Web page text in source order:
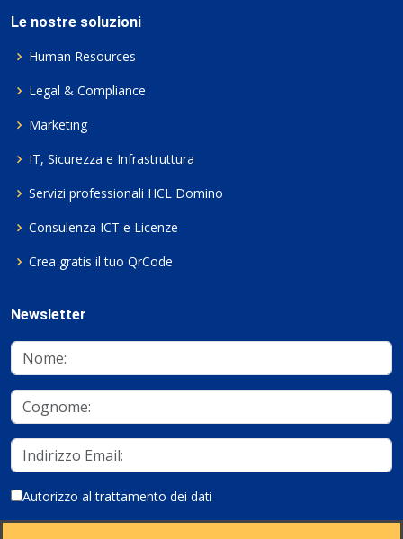
Le nostre soluzioni
Human Resources
Legal & Compliance
Marketing
IT, Sicurezza e Infrastruttura
Servizi professionali HCL Domino
Consulenza ICT e Licenze
Crea gratis il tuo QrCode
Newsletter
Autorizzo al trattamento dei dati